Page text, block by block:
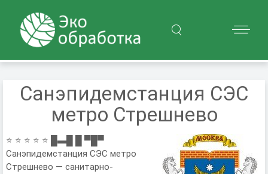
Санэпидемстанция СЭС
метро Стрешнево
⭐ ⭐ ⭐ ⭐ ⭐ █▬█ █ ▀█▀
Санэпидемстанция СЭС метро
Стрешнево — санитарно-